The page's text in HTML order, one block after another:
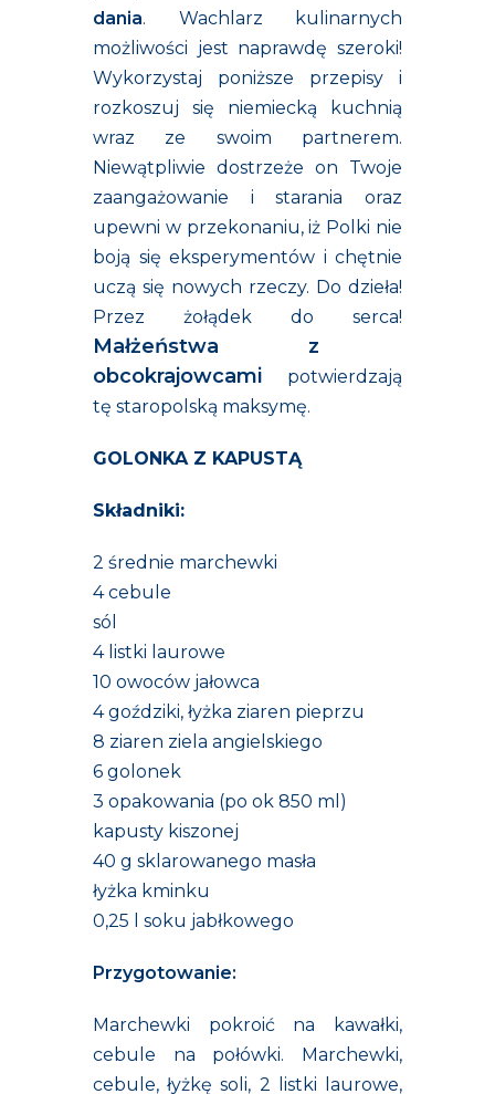
dania. Wachlarz kulinarnych
możliwości jest naprawdę szeroki!
Wykorzystaj poniższe przepisy i
rozkoszuj się niemiecką kuchnią
wraz ze swoim partnerem.
Niewątpliwie dostrzeże on Twoje
zaangażowanie i starania oraz
upewni w przekonaniu, iż Polki nie
boją się eksperymentów i chętnie
uczą się nowych rzeczy. Do d zieła!
Przez żołądek do serca!
Małżeństwa z
obcokrajowcami potwierdzają
tę staropolską maksymę.
GOLONKA Z KAPUSTĄ
Składniki:
2 średnie marchewki
4 cebule
sól
4 listki laurowe
10 owoców jałowca
4 goździki, łyżka ziaren pieprzu
8 ziaren ziela angielskiego
6 golonek
3 opakowania (po ok 850 ml)
kapusty kiszonej
40 g sklarowanego masła
łyżka kminku
0,25 l soku jabłkowego
Przygotowanie:
Marchewki pokroić na kawałki,
cebule na połówki. Marchewki,
cebule, łyżkę soli, 2 listki laurowe,